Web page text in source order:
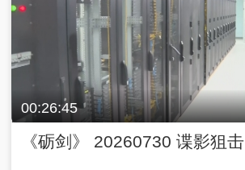
00:26:45
《砺剑》 20260730 谍影狙击